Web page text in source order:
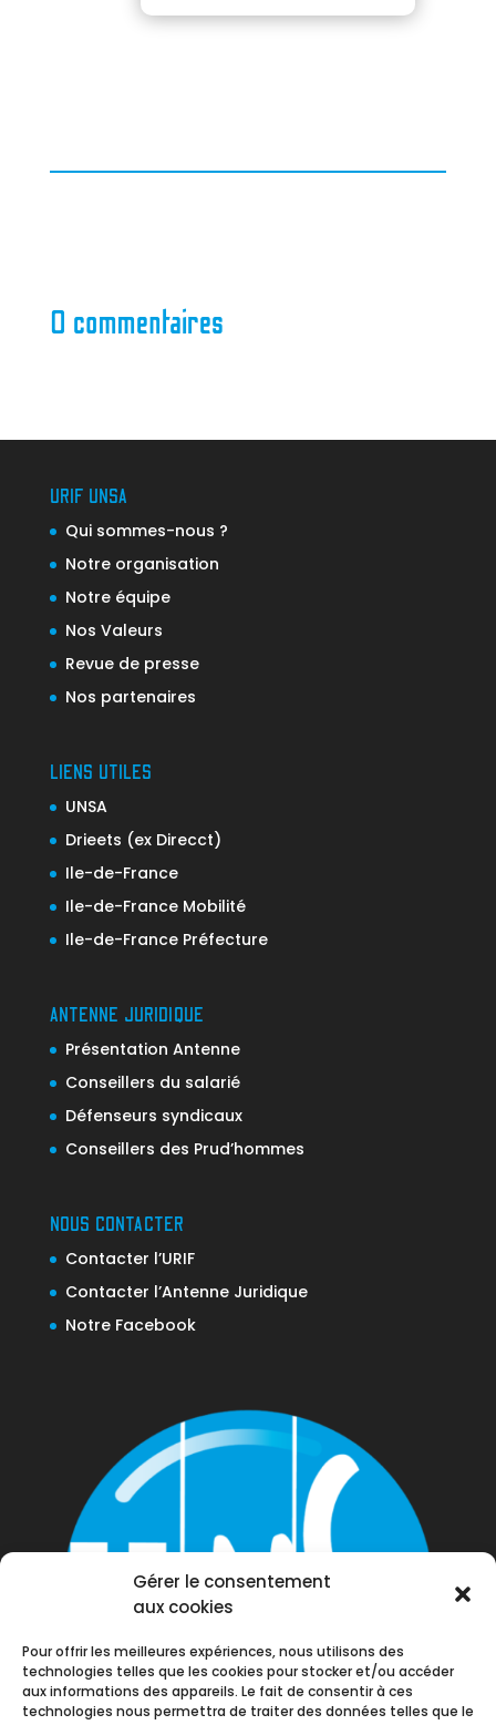
Gérer le consentement
aux cookies
Pour offrir les meilleures expériences, nous utilisons des
technologies telles que les cookies pour stocker et/ou accéder
aux informations des appareils. Le fait de consentir à ces
technologies nous permettra de traiter des données telles que le
0 commentaires
URIF UNSA
Qui sommes-nous ?
Notre organisation
Notre équipe
Nos Valeurs
Revue de presse
Nos partenaires
LIENS UTILES
UNSA
Drieets (ex Direcct)
Ile-de-France
Ile-de-France Mobilité
Ile-de-France Préfecture
ANTENNE JURIDIQUE
Présentation Antenne
Conseillers du salarié
Défenseurs syndicaux
Conseillers des Prud’hommes
NOUS CONTACTER
Contacter l’URIF
Contacter l’Antenne Juridique
Notre Facebook